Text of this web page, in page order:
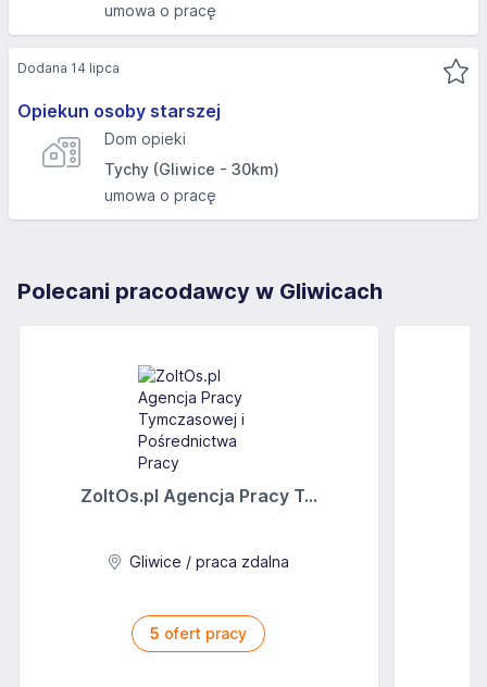
umowa o pracę
Opiekun osoby starszej
Dom opieki
Tychy (Gliwice - 30km)
umowa o pracę
Dodana 14 lipca
Polecani pracodawcy w Gliwicach
ZoltOs.pl Agencja Pracy T...
Gliwice / praca zdalna
5 ofert pracy